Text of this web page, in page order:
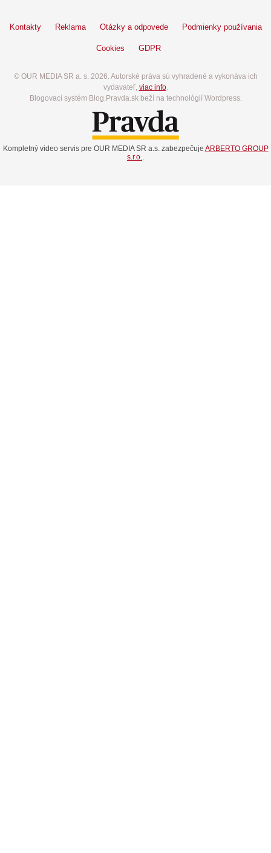
Kontakty Reklama Otázky a odpovede Podmienky používania
Cookies GDPR
© OUR MEDIA SR a. s. 2026. Autorské práva sú vyhradené a vykonáva ich
vydavateľ, viac info.
Blogovací systém Blog.Pravda.sk beží na technológií Wordpress.
Kompletný video servis pre OUR MEDIA SR a.s. zabezpečuje ARBERTO GROUP
s.r.o..